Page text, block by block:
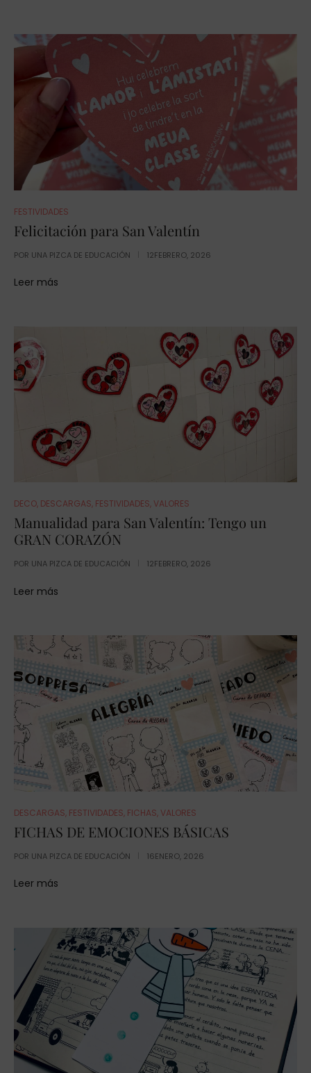
FESTIVIDADES
Felicitación para San Valentín
POR UNA PIZCA DE EDUCACIÓN 12FEBRERO, 2026
Leer más
DECO, DESCARGAS, FESTIVIDADES,VALORES
Manualidad para San Valentín: Tengo un
GRAN CORAZÓN
POR UNA PIZCA DE EDUCACIÓN 12FEBRERO, 2026
Leer más
DESCARGAS, FESTIVIDADES, FICHAS,VALORES
FICHAS DE EMOCIONES BÁSICAS
POR UNA PIZCA DE EDUCACIÓN 16ENERO, 2026
Leer más